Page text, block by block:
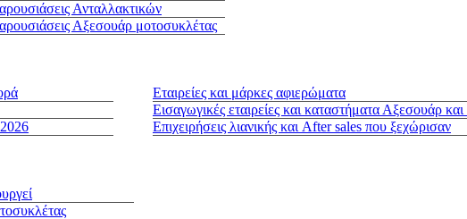
Ανταλλακτικών
Αξεσουάρ μοτοσυκλέτας
Εταιρείες και μάρκες αφιερώματα
Εισαγωγικές εταιρείες και καταστήματα Αξεσουάρ
Επιχειρήσεις λιανικής και After sales που ξεχώρισαν